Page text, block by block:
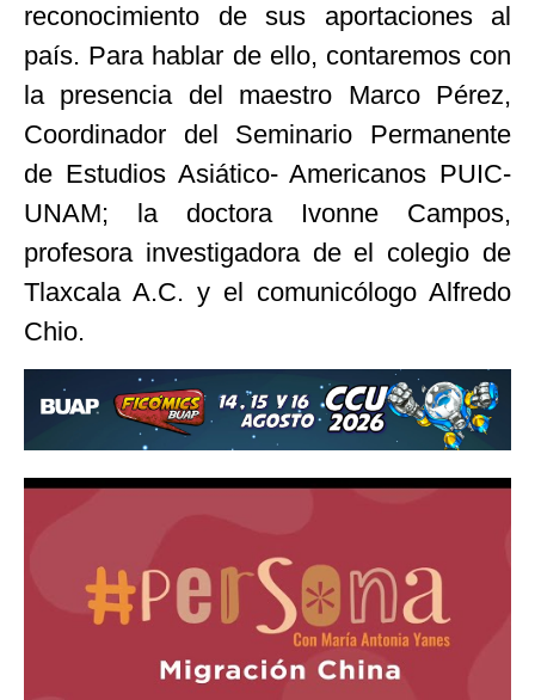
reconocimiento de sus aportaciones al
país. Para hablar de ello, contaremos con
la presencia del maestro Marco Pérez,
Coordinador del Seminario Permanente
de Estudios Asiático- Americanos PUIC-
UNAM; la doctora Ivonne Campos,
profesora investigadora de el colegio de
Tlaxcala A.C. y el comunicólogo Alfredo
Chio.